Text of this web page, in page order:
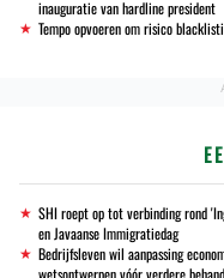
inauguratie van hardline president
Tempo opvoeren om risico
SHI roept op tot verbinding rond
en Javaanse Immigratiedag
Bedrijfsleven wil aanpassing
wetsontwerpen vóór verdere